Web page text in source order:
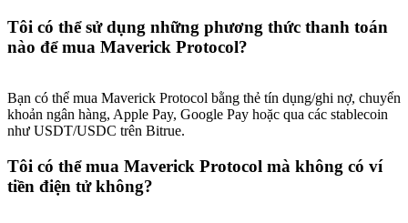
Tôi có thể sử dụng những phương thức thanh toán
nào để mua Maverick Protocol?
Bạn có thể mua Maverick Protocol bằng thẻ tín dụng/ghi nợ, chuyển
khoản ngân hàng, Apple Pay, Google Pay hoặc qua các stablecoin
như USDT/USDC trên Bitrue.
Tôi có thể mua Maverick Protocol mà không có ví
tiền điện tử không?